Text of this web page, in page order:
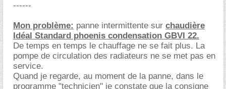
------
Mon problème: panne intermittente sur chaudière
Idéal Standard phoenis condensation GBVI 22.
De temps en temps le chauffage ne se fait plus. La
pompe de circulation des radiateurs ne se met pas en
service.
Quand je regarde, au moment de la panne, dans le
programme "technicien" je constate que la consigne